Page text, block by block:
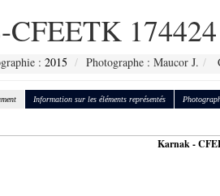
CFEETK 174424
: 2015 Photographe : Maucor J.
Information sur les éléments représentés